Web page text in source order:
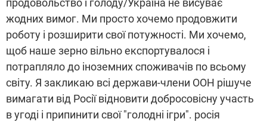
продовольство і голоду/Україна не висуває
жодних вимог. Ми просто хочемо продовжити
роботу і розширити свої потужності. Ми хочемо,
щоб наше зерно вільно експортувалося і
потрапляло до іноземних споживачів по всьому
світу. Я закликаю всі держави-члени ООН рішуче
вимагати від Росії відновити добросовісну участь
в угоді і припинити свої "голодні ігри". росія